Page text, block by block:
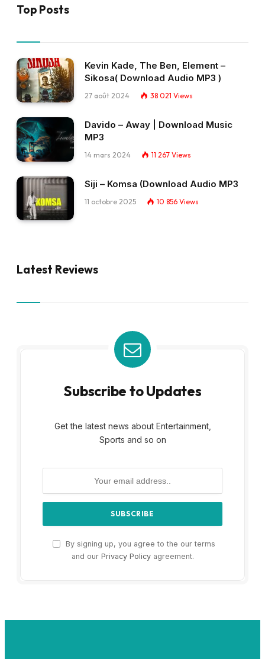
Top Posts
Kevin Kade, The Ben, Element –
Sikosa( Download Audio MP3 )
27 août 2024 38 021 Views
Davido – Away | Download Music
MP3
14 mars 2024 11 267 Views
Siji – Komsa (Download Audio MP3
11 octobre 2025 10 856 Views
Latest Reviews
Subscribe to Updates
Get the latest news about Entertainment,
Sports and so on
By signing up, you agree to the our terms
and our Privacy Policyagreement.